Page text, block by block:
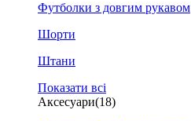
Футболки з довгим рукавом
Шорти
Штани
Показати всі
Аксесуари(18)